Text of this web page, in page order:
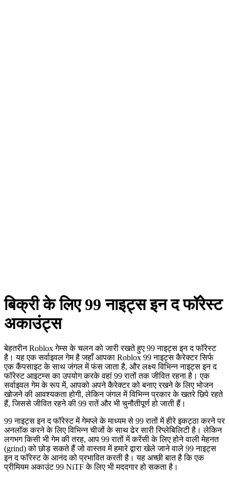
बिक्री के लिए 99 नाइट्स इन द फॉरेस्ट
अकाउंट्स
बेहतरीन Roblox गेम्स के चलन को जारी रखते हुए 99 नाइट्स इन द फॉरेस्ट
है। यह एक सर्वाइवल गेम है जहाँ आपका Roblox 99 नाइट्स कैरेक्टर सिर्फ
एक कैंपसाइट के साथ जंगल में फंस जाता है, और लक्ष्य विभिन्न नाइट्स इन द
फॉरेस्ट आइटम्स का उपयोग करके वहां 99 रातों तक जीवित रहना है। एक
सर्वाइवल गेम के रूप में, आपको अपने कैरेक्टर को बनाए रखने के लिए भोजन
खोजने की आवश्यकता होगी, लेकिन जंगल में विभिन्न प्रकार के खतरे छिपे रहते
हैं, जिससे जीवित रहने की 99 रातें और भी चुनौतीपूर्ण हो जाती हैं।
99 नाइट्स इन द फॉरेस्ट में गेमप्ले के माध्यम से 99 रातों में हीरे इकट्ठा करने पर
अनलॉक करने के लिए विभिन्न चीजों के साथ ढेर सारी रिप्लेबिलिटी है। लेकिन
लगभग किसी भी गेम की तरह, आप 99 रातों में करेंसी के लिए होने वाली मेहनत
(grind) को छोड़ सकते हैं जो वास्तव में हमारे द्वारा खेले जाने वाले 99 नाइट्स
इन द फॉरेस्ट के आनंद को प्रभावित करती है। यह अच्छी बात है कि एक
प्रीमियम अकाउंट 99 NiTF के लिए भी मददगार हो सकता है।